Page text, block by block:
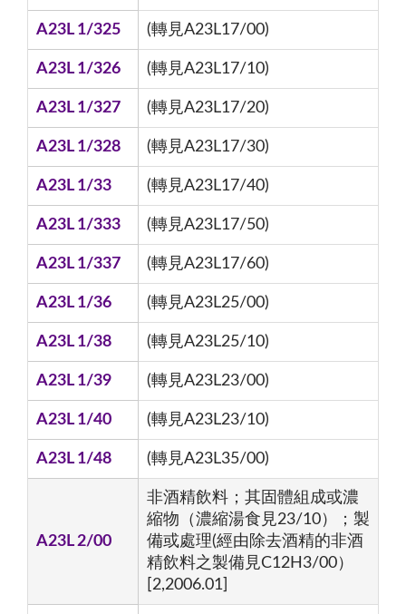
A23L 1/325 (轉見A23L17/00)
A23L 1/326 (轉見A23L17/10)
A23L 1/327 (轉見A23L17/20)
A23L 1/328 (轉見A23L17/30)
A23L 1/33 (轉見A23L17/40)
A23L 1/333 (轉見A23L17/50)
A23L 1/337 (轉見A23L17/60)
A23L 1/36 (轉見A23L25/00)
A23L 1/38 (轉見A23L25/10)
A23L 1/39 (轉見A23L23/00)
A23L 1/40 (轉見A23L23/10)
A23L 1/48 (轉見A23L35/00)
A23L 2/00
非酒精飲料；其固體組成或濃
縮物（濃縮湯食見23/10）；製
備或處理(經由除去酒精的非酒
精飲料之製備見C12H3/00）
[2,2006.01]